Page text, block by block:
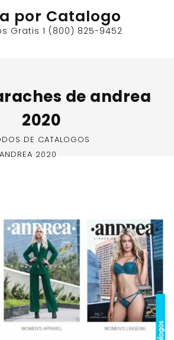
por Catalogo
Gratis 1 (800) 825-9452
de andrea
2020
DE CATALOGOS
2020